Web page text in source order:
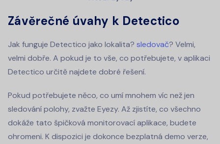
Závěrečné úvahy k Detectico
Jak funguje Detectico jako lokalita? sledovač? Velmi,
velmi dobře. A pokud je to vše, co potřebujete, v aplikaci
Detectico určitě najdete dobré řešení.
Pokud potřebujete něco, co umí mnohem víc než jen
sledování polohy, zvažte Eyezy. Až zjistíte, co všechno
dokáže tato špičková monitorovací aplikace, budete
ohromeni. K dispozici je dokonce bezplatná demo verze,